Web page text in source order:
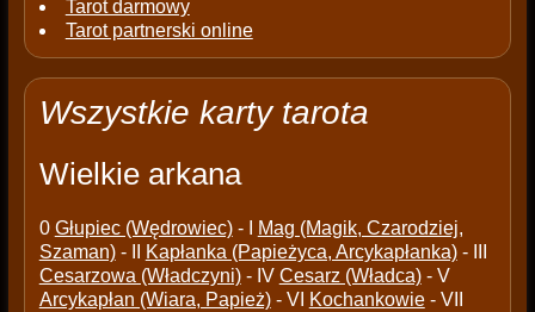
Tarot darmowy
Tarot partnerski online
Wszystkie karty tarota
Wielkie arkana
0 Głupiec (Wędrowiec)- I
Mag (Magik, Czarodziej,
Szaman)- II Kapłanka (Papieżyca, Arcykapłanka)- III
Cesarzowa (Władczyni)- IV Cesarz (Władca)- V
Arcykapłan (Wiara, Papież)- VI Kochankowie- VII